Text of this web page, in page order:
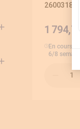
26003181
1 794,72
En cours
6/8